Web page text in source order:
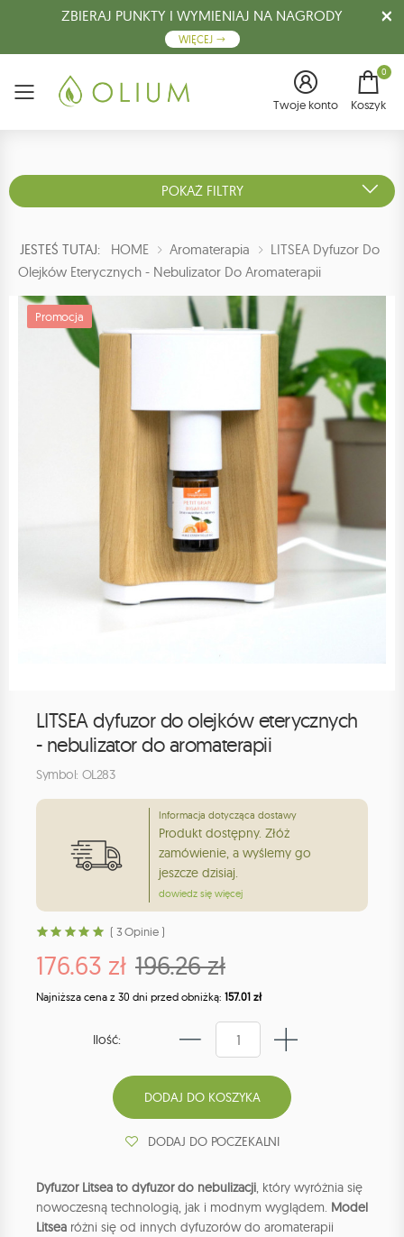
ZBIERAJ PUNKTY I WYMIENIAJ NA NAGRODY
WIĘCEJ
Menu Twoje konto
0
Koszyk
POKAŻ FILTRY
JESTEŚ TUTAJ: HOME Aromaterapia
LITSEA Dyfuzor Do
Olejków Eterycznych - Nebulizator Do Aromaterapii
Promocja
LITSEA dyfuzor do olejków eterycznych
- nebulizator do aromaterapii
Symbol: OL283
Informacja dotycząca dostawy
Produkt dostępny. Złóż
zamówienie, a wyślemy go
jeszcze dzisiaj.
dowiedz się więcej
( 3 Opinie )
176.63 zł 196.26 zł
Najniższa cena z 30 dni przed obniżką: 157.01 zł
Ilość:
DODAJ DO POCZEKALNI
Dyfuzor Litsea to dyfuzor do nebulizacji, który wyróżnia się
nowoczesną technologią, jak i modnym wyglądem. Model
Litsea różni się od innych dyfuzorów do aromaterapii